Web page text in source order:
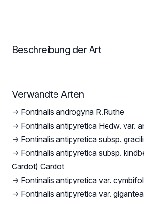
Beschreibung der Art
Verwandte Arten
→ Fontinalis androgyna R.Ruthe
→ Fontinalis antipyretica Hedw. var.
→ Fontinalis antipyretica subsp.
→ Fontinalis antipyretica subsp.
Cardot) Cardot
→ Fontinalis antipyretica var.
→ Fontinalis antipyretica var.